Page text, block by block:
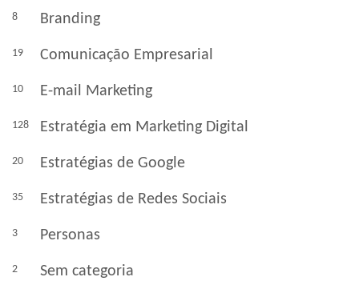
8 Branding
19 Comunicação Empresarial
10 E-mail Marketing
128 Estratégia em Marketing Digital
20 Estratégias de Google
35 Estratégias de Redes Sociais
3 Personas
2 Sem categoria